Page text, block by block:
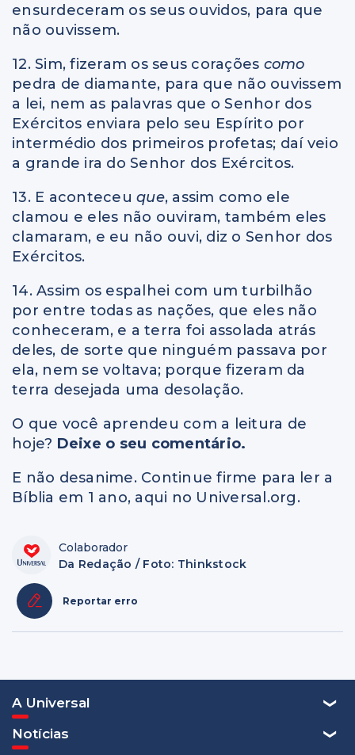
ensurdeceram os seus ouvidos, para que
não ouvissem.
12. Sim, fizeram os seus corações como
pedra de diamante, para que não ouvissem
a lei, nem as palavras que o Senhor dos
Exércitos enviara pelo seu Espírito por
intermédio dos primeiros profetas; daí veio
a grande ira do Senhor dos Exércitos.
13. E aconteceu que, assim como ele
clamou e eles não ouviram, também eles
clamaram, e eu não ouvi, diz o Senhor dos
Exércitos.
14. Assim os espalhei com um turbilhão
por entre todas as nações, que eles não
conheceram, e a terra foi assolada atrás
deles, de sorte que ninguém passava por
ela, nem se voltava; porque fizeram da
terra desejada uma desolação.
O que você aprendeu com a leitura de
hoje? Deixe o seu comentário.
E não desanime. Continue firme para ler a
Bíblia em 1 ano, aqui no Universal.org.
Colaborador
Da Redação / Foto: Thinkstock
Reportar erro
A Universal
Notícias